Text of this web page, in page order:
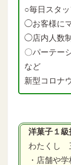
○毎日スタ
◯お客様に
◯店内人数
〇パーテー
など
新型コロナ
洋菓子１
わたくし
・店舗や学